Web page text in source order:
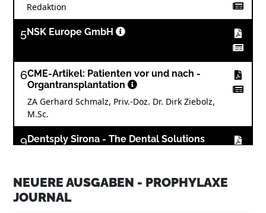
Redaktion
5NSK Europe GmbH
6CME-Artikel: Patienten vor und nach ­
Organtransplantation
ZA Gerhard Schmalz, Priv.-Doz. Dr. Dirk Ziebolz,
M.Sc.
9 Dentsply Sirona - The Dental Solutions
14Air-Polishing – vom Power-Cleaning zum
Biofilmmanagement (Teil 1)
NEUERE AUSGABEN - PROPHYLAXE
JOURNAL